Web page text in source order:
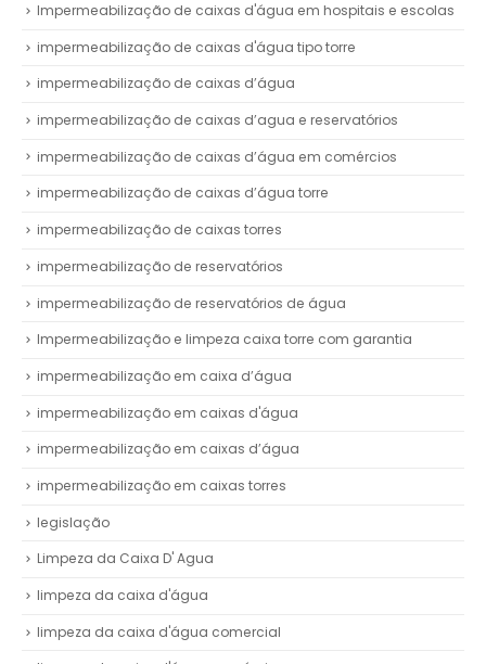
Impermeabilização de caixas d'água em hospitais e escolas
impermeabilização de caixas d'água tipo torre
impermeabilização de caixas d’água
impermeabilização de caixas d’agua e reservatórios
impermeabilização de caixas d’água em comércios
impermeabilização de caixas d’água torre
impermeabilização de caixas torres
impermeabilização de reservatórios
impermeabilização de reservatórios de água
Impermeabilização e limpeza caixa torre com garantia
impermeabilização em caixa d’água
impermeabilização em caixas d'água
impermeabilização em caixas d’água
impermeabilização em caixas torres
legislação
Limpeza da Caixa D' Agua
limpeza da caixa d'água
limpeza da caixa d'água comercial